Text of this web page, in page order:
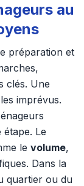
au
préparation et
clés. Une
imprévus.
Le
le volume,
Dans la
quartier ou du